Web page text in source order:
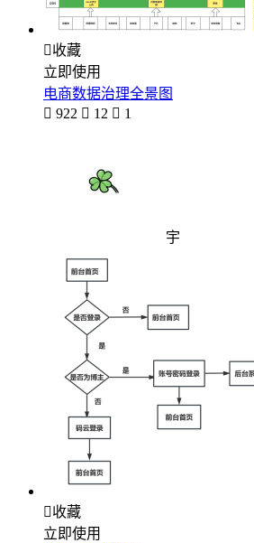
收藏
立即使用
电商数据治理全景图
 922  12  1
宇
收藏
立即使用